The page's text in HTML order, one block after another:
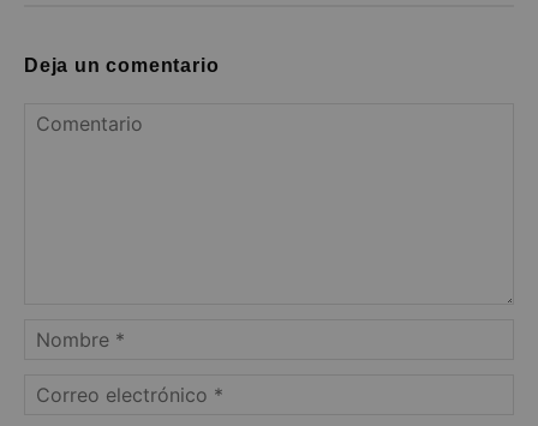
Deja un comentario